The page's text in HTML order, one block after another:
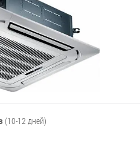
(10-12 дней)